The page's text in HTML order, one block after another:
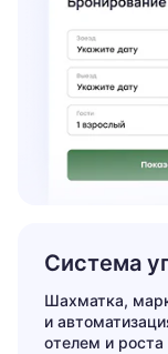
Система
Шахматка,
и
отелем и